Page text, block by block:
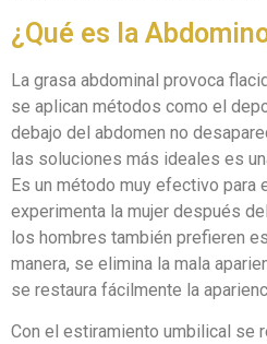
¿Qué es la
La grasa abdominal provoca
se aplican métodos como el
debajo del abdomen no
las soluciones más ideales es
Es un método muy efectivo para
experimenta la mujer después
los hombres también prefieren
manera, se elimina la mala
se restaura fácilmente la
Con el estiramiento umbilical se